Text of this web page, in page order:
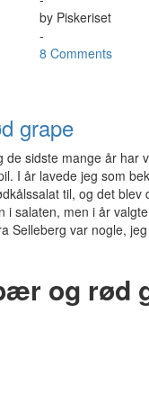
by Piskeriset
-
8 Comments
grape
sidste mange år har
I år lavede jeg som
til, og det blev
salaten, men i år
var nogle,
og rød